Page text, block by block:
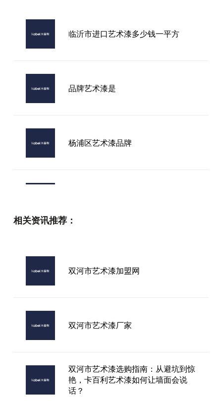
临沂市进口艺术漆多少钱一平方
品牌艺术漆是
杨浦区艺术漆品牌
相关资讯推荐：
双河市艺术漆加盟网
双河市艺术漆厂家
双河市艺术漆选购指南：从避坑到惊
艳，卡百利艺术漆如何让墙面会说
话？